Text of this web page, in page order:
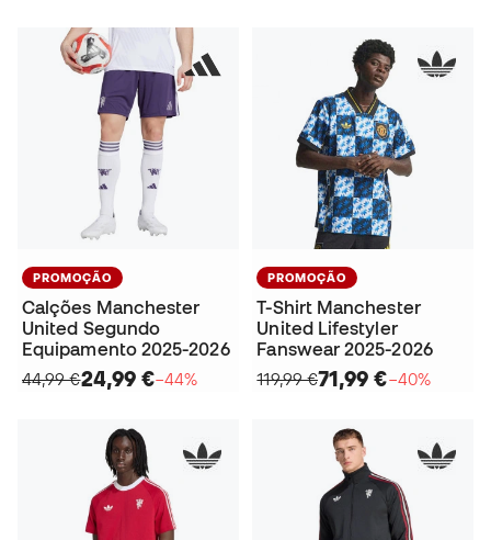
PROMOÇÃO
Calções Manchester
United Segundo
Equipamento 2025-2026
44,99 €24,99 €−44%
PROMOÇÃO
T-Shirt Manchester
United Lifestyler
Fanswear 2025-2026
119,99 €71,99 €−40%